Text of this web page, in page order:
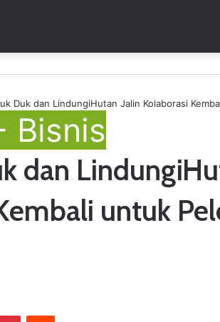
Duk dan LindungiHutan Jalin Kolaborasi
Bisnis
dan
untuk